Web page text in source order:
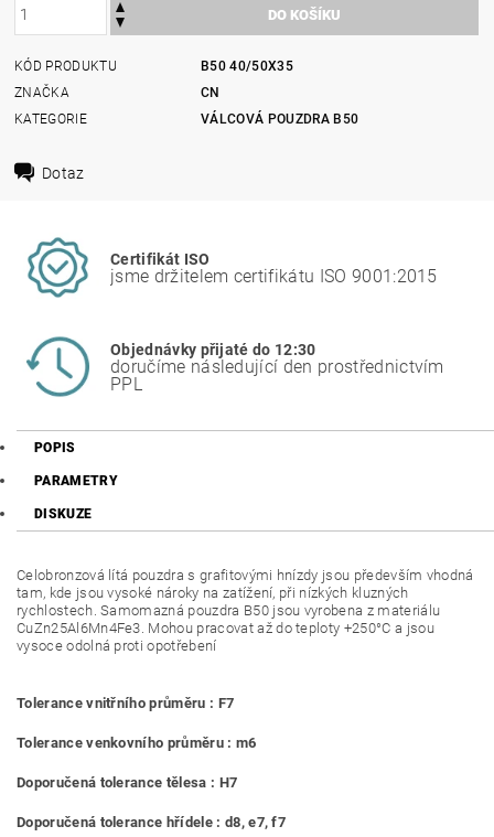
KÓD PRODUKTU
B50 40/50X35
ZNAČKA
CN
KATEGORIE
VÁLCOVÁ POUZDRA B50
Dotaz
Certifikát ISO
jsme držitelem certifikátu ISO 9001:2015
Objednávky přijaté do 12:30
doručíme následující den prostřednictvím
PPL
POPIS
PARAMETRY
DISKUZE
Celobronzová lítá pouzdra s grafitovými hnízdy jsou především vhodná
tam, kde jsou vysoké nároky na zatížení, při nízkých kluzných
rychlostech. Samomazná pouzdra B50 jsou vyrobena z materiálu
CuZn25Al6Mn4Fe3. Mohou pracovat až do teploty +250°C a jsou
vysoce odolná proti opotřebení
Tolerance vnitřního průměru : F7
Tolerance venkovního průměru : m6
Doporučená tolerance tělesa : H7
Doporučená tolerance hřídele : d8, e7, f7